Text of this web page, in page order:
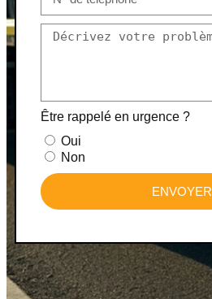
Être rappelé en urgence ?
Oui
Non
ENVOYER